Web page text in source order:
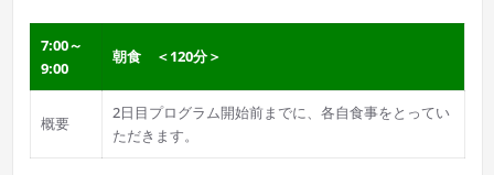
7:00～
9:00
朝食 ＜120分＞
概要
2日目プログラム開始前までに、各自食事をとってい
ただきます。